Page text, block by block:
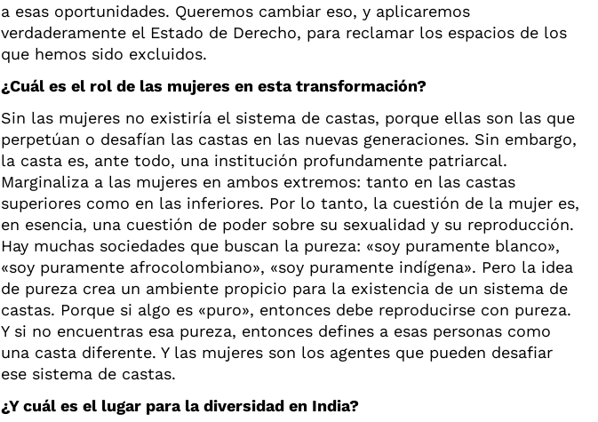
a esas oportunidades. Queremos cambiar eso, y aplicaremos
verdaderamente el Estado de Derecho, para reclamar los espacios de los
que hemos sido excluidos.
¿Cuál es el rol de las mujeres en esta transformación?
Sin las mujeres no existiría el sistema de castas, porque ellas son las que
perpetúan o desafían las castas en las nuevas generaciones. Sin embargo,
la casta es, ante todo, una institución profundamente patriarcal.
Marginaliza a las mujeres en ambos extremos: tanto en las castas
superiores como en las inferiores. Por lo tanto, la cuestión de la mujer es,
en esencia, una cuestión de poder sobre su sexualidad y su reproducción.
Hay muchas sociedades que buscan la pureza: «soy puramente blanco»,
«soy puramente afrocolombiano», «soy puramente indígena». Pero la idea
de pureza crea un ambiente propicio para la existencia de un sistema de
castas. Porque si algo es «puro», entonces debe reproducirse con pureza.
Y si no encuentras esa pureza, entonces defines a esas personas como
una casta diferente. Y las mujeres son los agentes que pueden desafiar
ese sistema de castas.
¿Y cuál es el lugar para la diversidad en India?